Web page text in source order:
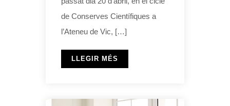
de Conserves Científiques a
l’Ateneu de Vic, […]
LLEGIR MÉS